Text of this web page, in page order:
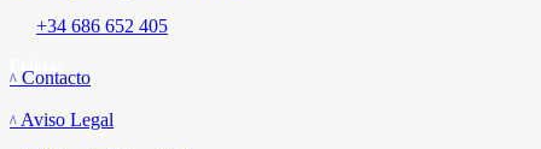
+34 686 652 405
Contacto
Aviso Legal